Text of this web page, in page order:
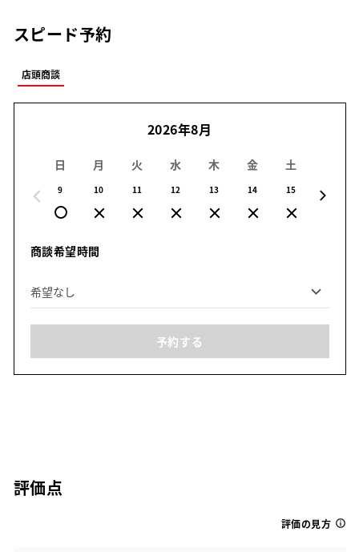
スピード予約
店頭商談
2026年8月
日
9
月
10
火
11
水
12
木
13
金
14
土
15
商談希望時間
予約する
評価点
評価の見方